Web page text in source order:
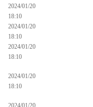
2024/01/20
18:10
2024/01/20
18:10
2024/01/20
18:10
2024/01/20
18:10
2024/01/20